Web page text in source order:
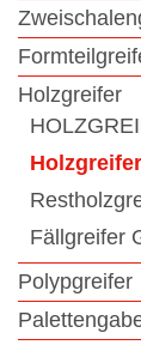
Holzgreifer
Fällgreifer
Polypgreifer